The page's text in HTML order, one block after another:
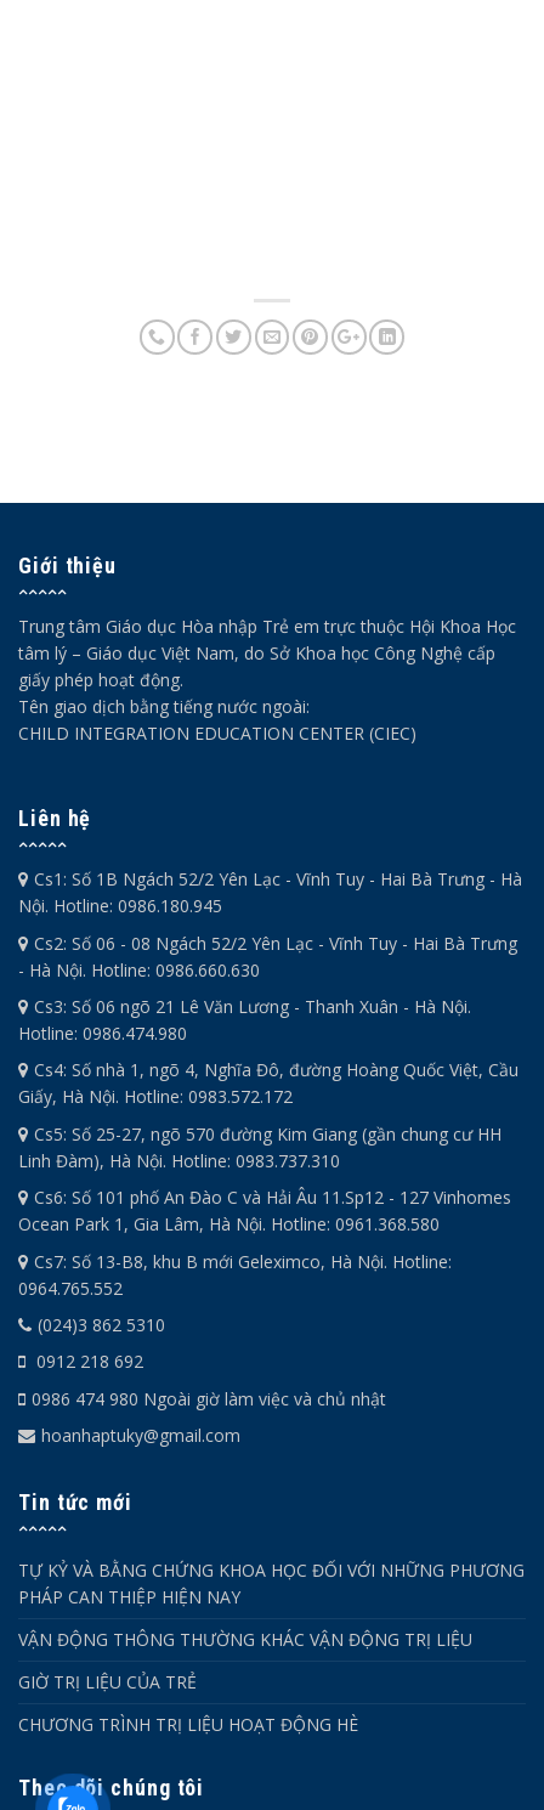
Giới thiệu
Trung tâm Giáo dục Hòa nhập Trẻ em trực thuộc Hội Khoa Học
tâm lý – Giáo dục Việt Nam, do Sở Khoa học Công Nghệ cấp
giấy phép hoạt động.
Tên giao dịch bằng tiếng nước ngoài:
CHILD INTEGRATION EDUCATION CENTER (CIEC)
Liên hệ
Cs1: Số 1B Ngách 52/2 Yên Lạc - Vĩnh Tuy - Hai Bà Trưng - Hà
Nội. Hotline: 0986.180.945
Cs2: Số 06 - 08 Ngách 52/2 Yên Lạc - Vĩnh Tuy - Hai Bà Trưng
- Hà Nội. Hotline: 0986.660.630
Cs3: Số 06 ngõ 21 Lê Văn Lương - Thanh Xuân - Hà Nội.
Hotline: 0986.474.980
Cs4: Số nhà 1, ngõ 4, Nghĩa Đô, đường Hoàng Quốc Việt, Cầu
Giấy, Hà Nội. Hotline: 0983.572.172
Cs5: Số 25-27, ngõ 570 đường Kim Giang (gần chung cư HH
Linh Đàm), Hà Nội. Hotline: 0983.737.310
Cs6: Số 101 phố An Đào C và Hải Âu 11.Sp12 - 127 Vinhomes
Ocean Park 1, Gia Lâm, Hà Nội. Hotline: 0961.368.580
Cs7: Số 13-B8, khu B mới Geleximco, Hà Nội. Hotline:
0964.765.552
(024)3 862 5310
0912 218 692
0986 474 980 Ngoài giờ làm việc và chủ nhật
hoanhaptuky@gmail.com
Tin tức mới
TỰ KỶ VÀ BẰNG CHỨNG KHOA HỌC ĐỐI VỚI NHỮNG PHƯƠNG
PHÁP CAN THIỆP HIỆN NAY
VẬN ĐỘNG THÔNG THƯỜNG KHÁC VẬN ĐỘNG TRỊ LIỆU
GIỜ TRỊ LIỆU CỦA TRẺ
CHƯƠNG TRÌNH TRỊ LIỆU HOẠT ĐỘNG HÈ
Theo dõi chúng tôi